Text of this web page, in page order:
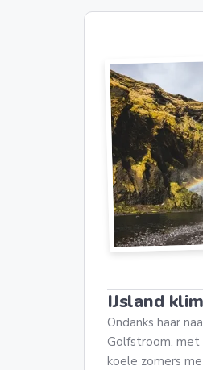
IJsland
Ondanks haar
Golfstroom,
koele zomers